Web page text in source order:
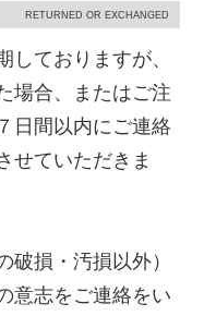
RETURNED OR EXCHANGED
しておりますが、
場合、またはご注
日間以内にご連絡
せていただきま
破損・汚損以外）
意志をご連絡をい